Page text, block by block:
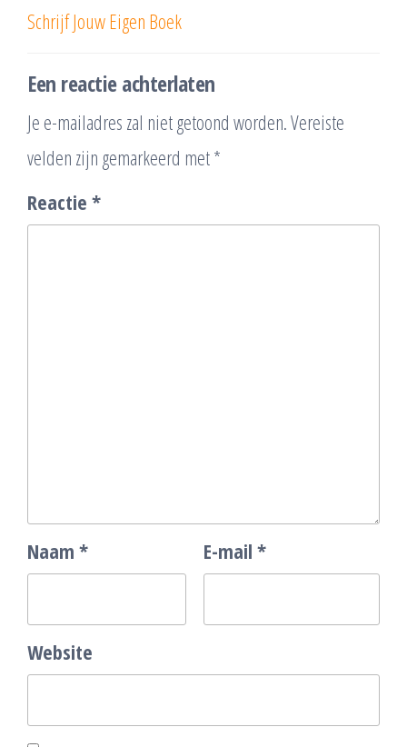
Schrijf Jouw Eigen Boek
Een reactie achterlaten
Je e-mailadres zal niet getoond worden.Vereiste
velden zijn gemarkeerd met*
Reactie *
Naam * E-mail *
Website